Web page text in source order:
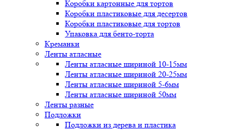
Коробки картонные для тортов
Коробки пластиковые для десертов
Коробки пластиковые для тортов
Упаковка для бенто-торта
Креманки
Ленты атласные
Ленты атласные шириной 10-15мм
Ленты атласные шириной 20-25мм
Ленты атласные шириной 5-6мм
Ленты атласные шириной 50мм
Ленты разные
Подложки
Подложки из дерева и пластика